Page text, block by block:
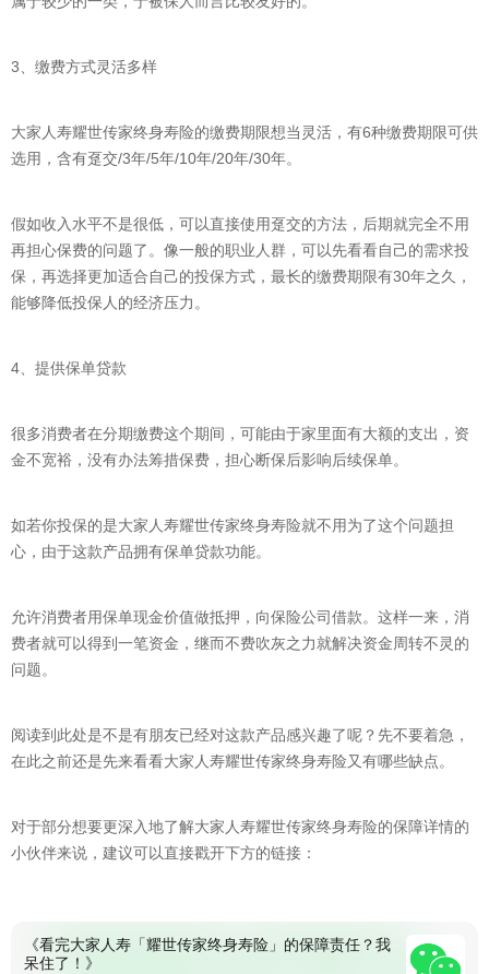
3、缴费方式灵活多样
大家人寿耀世传家终身寿险的缴费期限想当灵活，有6种缴费期限可供
选用，含有趸交/3年/5年/10年/20年/30年。
假如收入水平不是很低，可以直接使用趸交的方法，后期就完全不用
再担心保费的问题了。像一般的职业人群，可以先看看自己的需求投
保，再选择更加适合自己的投保方式，最长的缴费期限有30年之久，
能够降低投保人的经济压力。
4、提供保单贷款
很多消费者在分期缴费这个期间，可能由于家里面有大额的支出，资
金不宽裕，没有办法筹措保费，担心断保后影响后续保单。
如若你投保的是大家人寿耀世传家终身寿险就不用为了这个问题担
心，由于这款产品拥有保单贷款功能。
允许消费者用保单现金价值做抵押，向保险公司借款。这样一来，消
费者就可以得到一笔资金，继而不费吹灰之力就解决资金周转不灵的
问题。
阅读到此处是不是有朋友已经对这款产品感兴趣了呢？先不要着急，
在此之前还是先来看看大家人寿耀世传家终身寿险又有哪些缺点。
对于部分想要更深入地了解大家人寿耀世传家终身寿险的保障详情的
小伙伴来说，建议可以直接戳开下方的链接：
《看完大家人寿「耀世传家终身寿险」的保障责任？我
呆住了！》